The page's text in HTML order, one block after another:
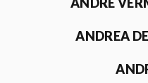
ANDREA